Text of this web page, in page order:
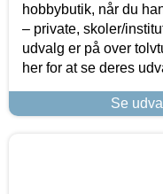
hobbybutik, når du
– private, skoler/
udvalg er på over
her for at se deres
Se